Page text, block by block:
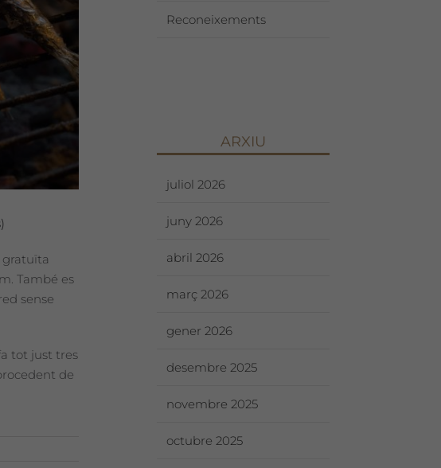
gratuïta
També es
sense
tot just tres
de
Reconeixements
ARXIU
juliol 2026
juny 2026
abril 2026
març 2026
gener 2026
desembre 2025
novembre 2025
octubre 2025